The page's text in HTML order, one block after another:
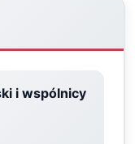
i wspólnicy